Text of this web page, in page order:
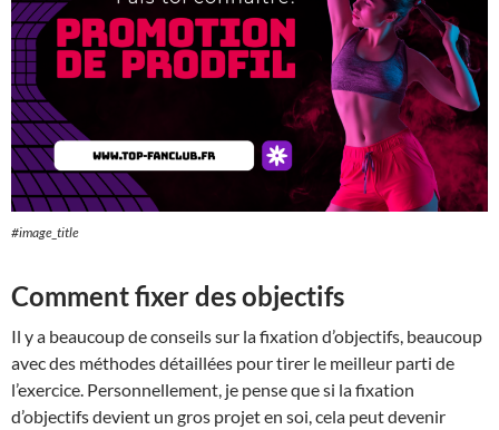
#image_title
Comment fixer des objectifs
Il y a beaucoup de conseils sur la fixation d’objectifs, beaucoup
avec des méthodes détaillées pour tirer le meilleur parti de
l’exercice. Personnellement, je pense que si la fixation
d’objectifs devient un gros projet en soi, cela peut devenir